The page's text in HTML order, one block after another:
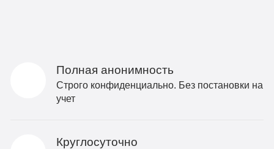
Полная анонимность
Строго конфиденциально. Без постановки на
учет
Круглосуточно